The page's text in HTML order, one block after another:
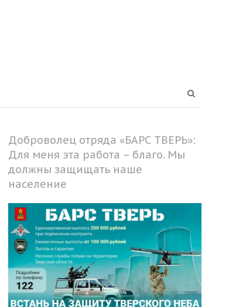
Доброволец отряда «БАРС ТВЕРЬ»:
Для меня эта работа – благо. Мы
должны защищать наше
население